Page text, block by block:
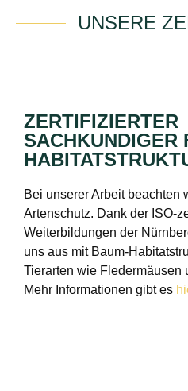
UNSERE
ZERTIFIZIERTER
SACHKUNDIGER
Bei unserer Arbeit beachten
Artenschutz. Dank der ISO-
Weiterbildungen der
uns aus mit Baum-
Tierarten wie Fledermäusen
Mehr Informationen gibt es